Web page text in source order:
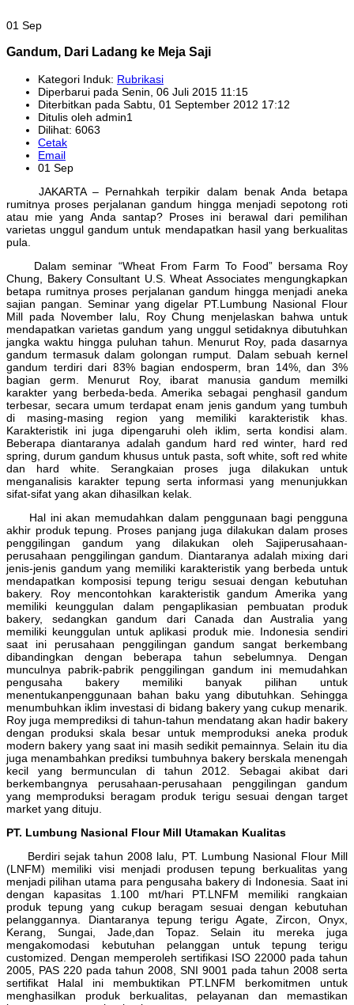
01 Sep
Gandum, Dari Ladang ke Meja Saji
Kategori Induk: Rubrikasi
Diperbarui pada Senin, 06 Juli 2015 11:15
Diterbitkan pada Sabtu, 01 September 2012 17:12
Ditulis oleh admin1
Dilihat: 6063
Cetak
Email
01 Sep
JAKARTA – Pernahkah terpikir dalam benak Anda betapa
rumitnya proses perjalanan gandum hingga menjadi sepotong roti
atau mie yang Anda santap? Proses ini berawal dari pemilihan
varietas unggul gandum untuk mendapatkan hasil yang berkualitas
pula.
Dalam seminar “Wheat From Farm To Food” bersama Roy
Chung, Bakery Consultant U.S. Wheat Associates mengungkapkan
betapa rumitnya proses perjalanan gandum hingga menjadi aneka
sajian pangan. Seminar yang digelar PT.Lumbung Nasional Flour
Mill pada November lalu, Roy Chung menjelaskan bahwa untuk
mendapatkan varietas gandum yang unggul setidaknya dibutuhkan
jangka waktu hingga puluhan tahun. Menurut Roy, pada dasarnya
gandum termasuk dalam golongan rumput. Dalam sebuah kernel
gandum terdiri dari 83% bagian endosperm, bran 14%, dan 3%
bagian germ. Menurut Roy, ibarat manusia gandum memilki
karakter yang berbeda-beda. Amerika sebagai penghasil gandum
terbesar, secara umum terdapat enam jenis gandum yang tumbuh
di masing-masing region yang memiliki karakteristik khas.
Karakteristik ini juga dipengaruhi oleh iklim, serta kondisi alam.
Beberapa diantaranya adalah gandum hard red winter, hard red
spring, durum gandum khusus untuk pasta, soft white, soft red white
dan hard white. Serangkaian proses juga dilakukan untuk
menganalisis karakter tepung serta informasi yang menunjukkan
sifat-sifat yang akan dihasilkan kelak.
Hal ini akan memudahkan dalam penggunaan bagi pengguna
akhir produk tepung. Proses panjang juga dilakukan dalam proses
penggilingan gandum yang dilakukan oleh Sajiperusahaan-
perusahaan penggilingan gandum. Diantaranya adalah mixing dari
jenis-jenis gandum yang memiliki karakteristik yang berbeda untuk
mendapatkan komposisi tepung terigu sesuai dengan kebutuhan
bakery. Roy mencontohkan karakteristik gandum Amerika yang
memiliki keunggulan dalam pengaplikasian pembuatan produk
bakery, sedangkan gandum dari Canada dan Australia yang
memiliki keunggulan untuk aplikasi produk mie. Indonesia sendiri
saat ini perusahaan penggilingan gandum sangat berkembang
dibandingkan dengan beberapa tahun sebelumnya. Dengan
munculnya pabrik-pabrik penggilingan gandum ini memudahkan
pengusaha bakery memiliki banyak pilihan untuk
menentukanpenggunaan bahan baku yang dibutuhkan. Sehingga
menumbuhkan iklim investasi di bidang bakery yang cukup menarik.
Roy juga memprediksi di tahun-tahun mendatang akan hadir bakery
dengan produksi skala besar untuk memproduksi aneka produk
modern bakery yang saat ini masih sedikit pemainnya. Selain itu dia
juga menambahkan prediksi tumbuhnya bakery berskala menengah
kecil yang bermunculan di tahun 2012. Sebagai akibat dari
berkembangnya perusahaan-perusahaan penggilingan gandum
yang memproduksi beragam produk terigu sesuai dengan target
market yang dituju.
PT. Lumbung Nasional Flour Mill Utamakan Kualitas
Berdiri sejak tahun 2008 lalu, PT. Lumbung Nasional Flour Mill
(LNFM) memiliki visi menjadi produsen tepung berkualitas yang
menjadi pilihan utama para pengusaha bakery di Indonesia. Saat ini
dengan kapasitas 1.100 mt/hari PT.LNFM memiliki rangkaian
produk tepung yang cukup beragam sesuai dengan kebutuhan
pelanggannya. Diantaranya tepung terigu Agate, Zircon, Onyx,
Kerang, Sungai, Jade,dan Topaz. Selain itu mereka juga
mengakomodasi kebutuhan pelanggan untuk tepung terigu
customized. Dengan memperoleh sertifikasi ISO 22000 pada tahun
2005, PAS 220 pada tahun 2008, SNI 9001 pada tahun 2008 serta
sertifikat Halal ini membuktikan PT.LNFM berkomitmen untuk
menghasilkan produk berkualitas, pelayanan dan memastikan